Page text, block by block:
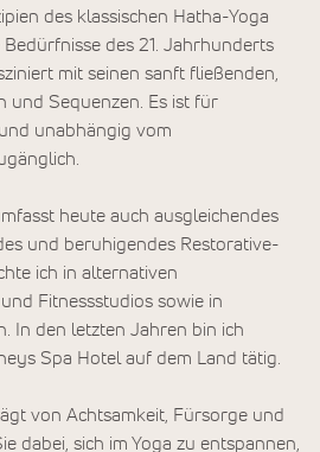
des klassischen Hatha-Yoga
des 21. Jahrhunderts
mit seinen sanft fließenden,
und Sequenzen. Es ist für
unabhängig vom
heute auch ausgleichendes
und beruhigendes Restorative-
ich in alternativen
Fitnessstudios sowie in
In den letzten Jahren bin ich
Spa Hotel auf dem Land tätig.
von Achtsamkeit, Fürsorge und
dabei, sich im Yoga zu entspannen,